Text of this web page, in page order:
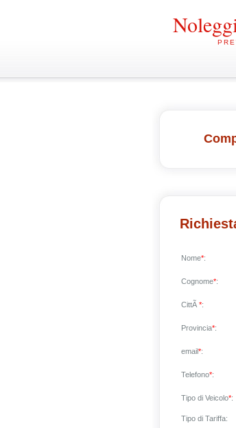
Nome*:
Cognome*:
CittÃ *:
Provincia*:
email*:
Telefono*:
Tipo di Veicolo*:
Tipo di Tariffa: